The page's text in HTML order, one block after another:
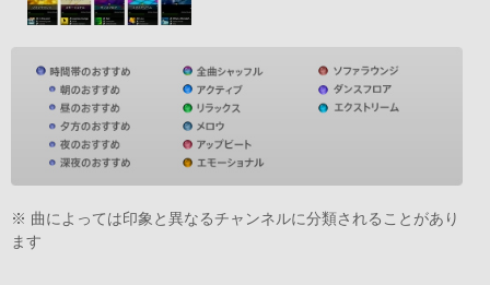
※ 曲によっては印象と異なるチャンネルに分類されることがあり
ます